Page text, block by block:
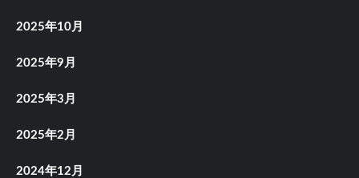
2025年10月
2025年9月
2025年3月
2025年2月
2024年12月